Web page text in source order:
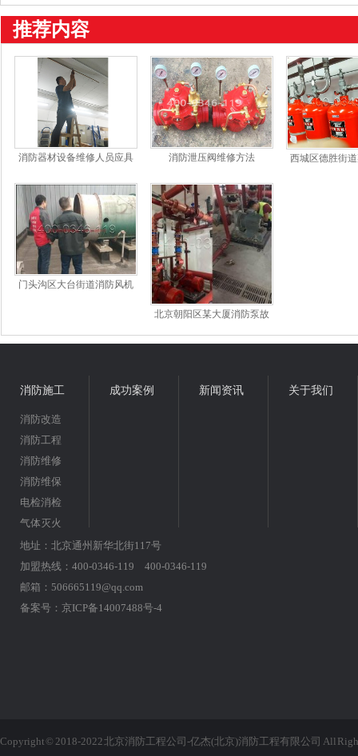
推荐内容
消防器材设备维修人员应具
的管理要求有
消防泄压阀维修方法
西城区德胜街
门头沟区大台街道消防风机
北京朝阳区某大厦消防泵故
消防施工
消防改造
消防工程
消防维修
消防维保
电检消检
气体灭火
成功案例 新闻资讯 关于我们
地址：北京通州新华北街117号
加盟热线：400-0346-119 400-0346-119
邮箱：506665119@qq.com
备案号： 京ICP备14007488号-4
Copyright © 2018-2022 北京消防工程公司-亿杰(北京)消防工程有限公司 All